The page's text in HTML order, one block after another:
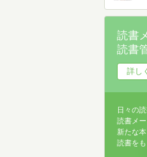
読書
読書
詳し
日々の
読書メー
新たな
読書をも